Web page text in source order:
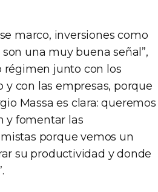
marco, inversiones como
una muy buena señal”,
régimen junto con los
con las empresas, porque
Massa es clara: queremos
y fomentar las
porque vemos un
su productividad y donde